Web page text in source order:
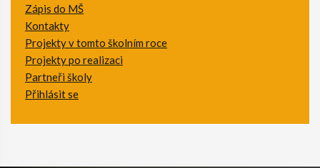
Zápis do MŠ
Kontakty
Projekty v tomto školním roce
Projekty po realizaci
Partneři školy
Přihlásit se